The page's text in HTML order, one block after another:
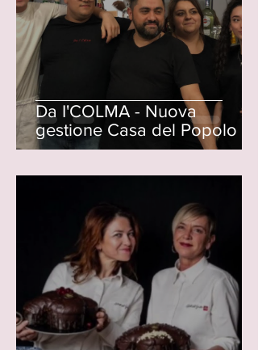
Da I'COLMA - Nuova
gestione Casa del Popolo di
Castelnuovo d'Elsa (Fi)